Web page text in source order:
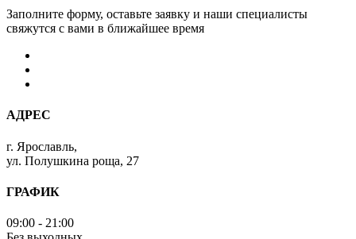
Заполните форму, оставьте заявку и наши специалисты
свяжутся с вами в ближайшее время
АДРЕС
г. Ярославль,
ул. Полушкина роща, 27
ГРАФИК
09:00 - 21:00